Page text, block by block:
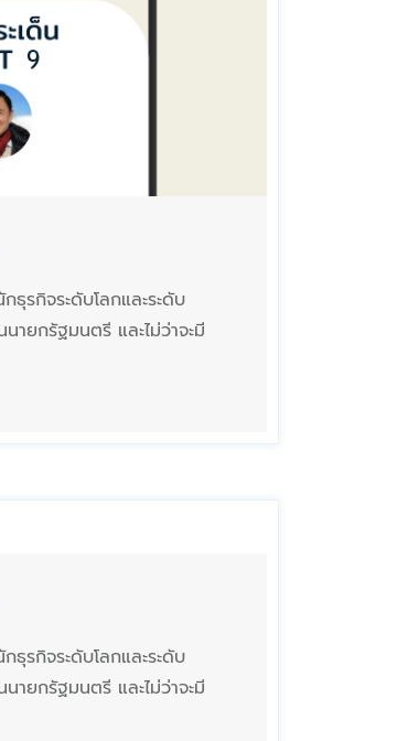
รกิจระดับโลกและระดับ
ยกรัฐมนตรี และไม่ว่าจะมี
รกิจระดับโลกและระดับ
ยกรัฐมนตรี และไม่ว่าจะมี